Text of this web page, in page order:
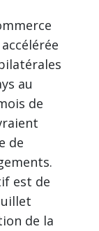
au
de
de
est de
de la